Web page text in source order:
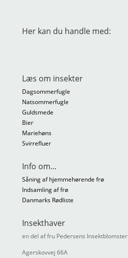
Her kan du handle med:
Læs om insekter
Dagsommerfugle
Natsommerfugle
Guldsmede
Bier
Mariehøns
Svirrefluer
Info om...
Såning af hjemmehørende frø
Indsamling af frø
Danmarks Rødliste
Insekthaver
en del af fru Pedersens Insektblomster
Agerskovvej 66A